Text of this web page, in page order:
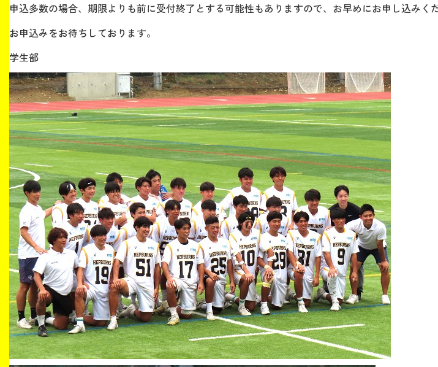
申込多数の場合、期限よりも前に受付終了とする可能性もありますので、お早めにお申し込みくだ
お申込みをお待ちしております。
学生部